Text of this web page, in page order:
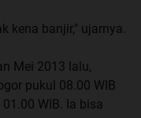
kena banjir," ujarnya.
Mei 2013 lalu,
pukul 08.00 WIB
WIB. Ia bisa